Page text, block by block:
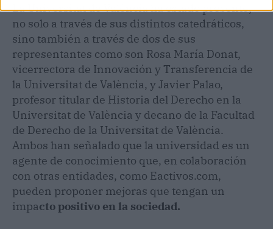
La Universitat de València ha estado presente,
no solo a través de sus distintos catedráticos,
sino también a través de dos de sus
representantes como son Rosa María Donat,
vicerrectora de Innovación y Transferencia de
la Universitat de València, y Javier Palao,
profesor titular de Historia del Derecho en la
Universitat de València y decano de la Facultad
de Derecho de la Universitat de València.
Ambos han señalado que la universidad es un
agente de conocimiento que, en colaboración
con otras entidades, como Eactivos.com,
pueden proponer mejoras que tengan un
impacto positivo en la sociedad.